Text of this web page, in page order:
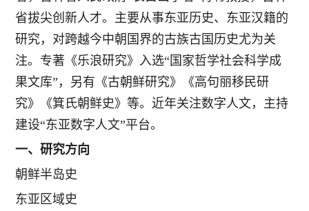
省拔尖创新人才。主要从事东亚历史、东亚汉籍的
研究，对跨越今中朝国界的古族古国历史尤为关
注。专著《乐浪研究》入选“国家哲学社会科学成
果文库”，另有《古朝鲜研究》《高句丽移民研
究》《箕氏朝鲜史》等。近年关注数字人文，主持
建设“东亚数字人文”平台。
一、研究方向
朝鲜半岛史
东亚区域史